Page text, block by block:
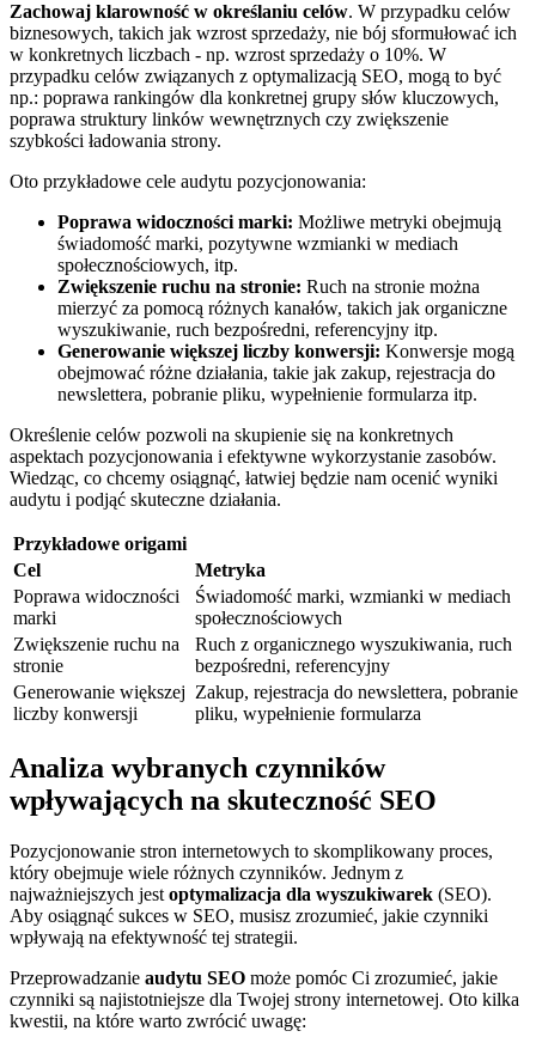
Zachowaj klarowność w określaniu celów. W przypadku celów
biznesowych,⁤ takich ⁢jak wzrost sprzedaży, nie bój sformułować ich
w konkretnych liczbach -⁢ np. wzrost sprzedaży o ‍10%. W
przypadku celów związanych z optymalizacją SEO, mogą to być
np.: poprawa rankingów dla konkretnej grupy słów ​kluczowych,
poprawa struktury linków wewnętrznych czy⁤ zwiększenie
szybkości‌ ładowania strony.
Oto przykładowe ‍cele audytu ⁤pozycjonowania:
Poprawa ⁢widoczności marki: ⁣Możliwe metryki obejmują⁢
świadomość ⁢marki, pozytywne wzmianki w mediach
społecznościowych, itp.
Zwiększenie ruchu na stronie: Ruch na stronie⁤ można
mierzyć za pomocą różnych kanałów, takich jak organiczne
wyszukiwanie, ruch bezpośredni, referencyjny itp.
Generowanie większej liczby konwersji: Konwersje mogą
obejmować różne‌ działania, takie jak zakup, rejestracja ‌do
newslettera, pobranie pliku, wypełnienie formularza ​itp.
Określenie celów pozwoli na skupienie​ się na konkretnych
aspektach pozycjonowania i ​efektywne wykorzystanie​ zasobów.
Wiedząc, ⁢co chcemy osiągnąć, łatwiej ⁢będzie nam ocenić wyniki
audytu i podjąć skuteczne działania.
Przykładowe origami
Cel
Metryka
Poprawa widoczności
marki
Świadomość marki, wzmianki w ⁢mediach
społecznościowych
Zwiększenie ruchu na
stronie
Ruch z organicznego wyszukiwania, ruch
bezpośredni, referencyjny
Generowanie ‍większej
liczby konwersji
Zakup, rejestracja ⁣do newslettera,​ pobranie
pliku, wypełnienie formularza
Analiza wybranych czynników
⁢wpływających na skuteczność SEO
Pozycjonowanie stron internetowych to skomplikowany proces,
który ⁤obejmuje wiele różnych czynników. Jednym ⁤z
najważniejszych​ jest optymalizacja dla wyszukiwarek (SEO).
Aby osiągnąć sukces w SEO, musisz zrozumieć, jakie‍ czynniki
wpływają na efektywność tej strategii.
Przeprowadzanie audytu SEO może pomóc Ci zrozumieć, jakie
‍czynniki są najistotniejsze dla Twojej strony internetowej. Oto kilka​
kwestii, na które ⁤warto zwrócić uwagę: